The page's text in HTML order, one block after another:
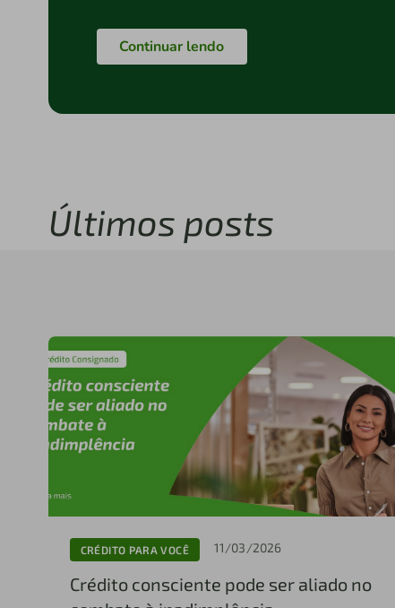
Continuar lendo
Últimos posts
CRÉDITO PARA VOCÊ 11/03/2026
Crédito consciente pode ser aliado no